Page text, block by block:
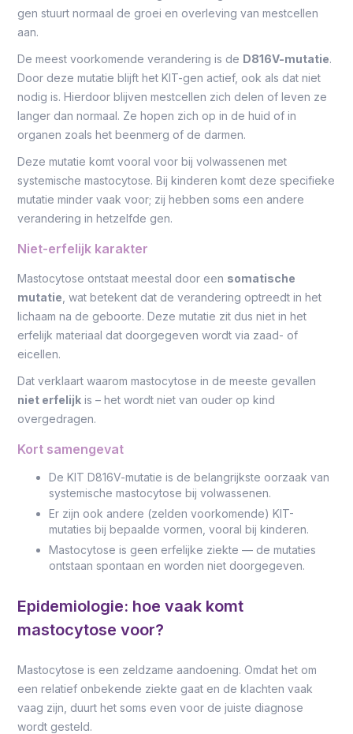
gen stuurt normaal de groei en overleving van mestcellen
aan.
De meest voorkomende verandering is de D816V-mutatie.
Door deze mutatie blijft het KIT-gen actief, ook als dat niet
nodig is. Hierdoor blijven mestcellen zich delen of leven ze
langer dan normaal. Ze hopen zich op in de huid of in
organen zoals het beenmerg of de darmen.
Deze mutatie komt vooral voor bij volwassenen met
systemische mastocytose. Bij kinderen komt deze specifieke
mutatie minder vaak voor; zij hebben soms een andere
verandering in hetzelfde gen.
Niet-erfelijk karakter
Mastocytose ontstaat meestal door een somatische
mutatie , wat betekent dat de verandering optreedt in het
lichaam na de geboorte. Deze mutatie zit dus niet in het
erfelijk materiaal dat doorgegeven wordt via zaad- of
eicellen.
Dat verklaart waarom mastocytose in de meeste gevallen
niet erfelijk is – het wordt niet van ouder op kind
overgedragen.
Kort samengevat
De KIT D816V-mutatie is de belangrijkste oorzaak van
systemische mastocytose bij volwassenen.
Er zijn ook andere (zelden voorkomende) KIT-
mutaties bij bepaalde vormen, vooral bij kinderen.
Mastocytose is geen erfelijke ziekte — de mutaties
ontstaan spontaan en worden niet doorgegeven.
Epidemiologie: hoe vaak komt
mastocytose voor?
Mastocytose is een zeldzame aandoening. Omdat het om
een relatief onbekende ziekte gaat en de klachten vaak
vaag zijn, duurt het soms even voor de juiste diagnose
wordt gesteld.